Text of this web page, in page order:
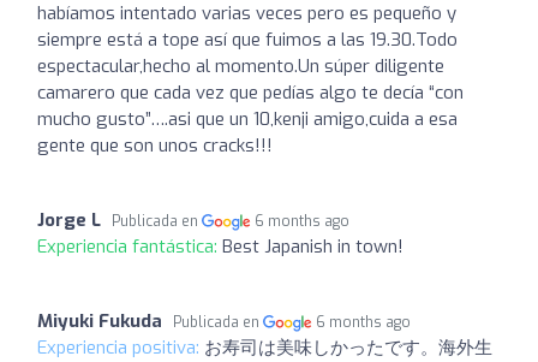
habíamos intentado varias veces pero es pequeño y
siempre está a tope así que fuimos a las 19.30.Todo
espectacular,hecho al momento.Un súper diligente
camarero que cada vez que pedías algo te decía “con
mucho gusto”….asi que un 10,kenji amigo,cuida a esa
gente que son unos cracks!!!
Jorge L Publicada en 6 months ago
Experiencia fantástica: Best Japanish in town!
Miyuki Fukuda Publicada en 6 months ago
Experiencia positiva: お寿司は美味しかったです。海外生